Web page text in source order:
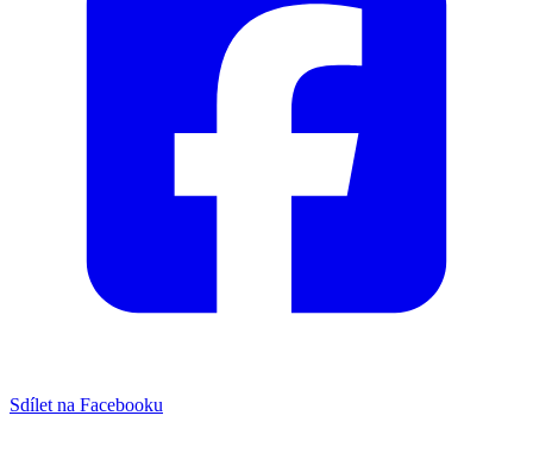
Sdílet na Facebooku